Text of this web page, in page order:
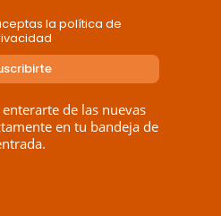
J. 06/08/2026
la política de
de las nuevas
en tu bandeja de